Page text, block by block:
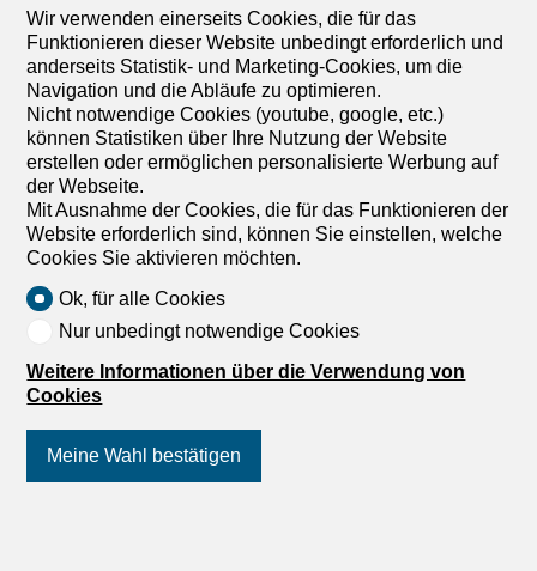
hochwertigste Materialien und ein Wohngefühl, das
höchsten Ansprüchen gerecht wird. Der Bezug ist ab 1.
Oktober 2026 möglich. Bodentiefe Fensterfronten
inszenieren ein einzigartiges Panorama und eröffnen
einen unverbaubaren Blick über die Stadt Luzern, den
Vierwaldstättersee und die eindrucksvolle Alpenkulisse.
Licht, Weite und Eleganz prägen jeden Raum und
schaffen eine Atmosphäre von aussergewöhnlicher
Wohnqualität. Der grosszügige, nach Süden
ausgerichtete Balkon wird zur privaten Aussichtsterrasse
ein Ort, um die Sonne bis in die Abendstunden zu
über den Dächern der Stadt zu erleben. Auch die
Annehmlichkeiten des...
10
Wohnung
Wohnung mit 5 Zimmer zur
Miete in Luzern - 100 m²
CHF 3'702.-/Monat + NK
Wir verwenden einerseits Cookies, die für das
Funktionieren dieser Website unbedingt erforderlich und
anderseits Statistik- und Marketing-Cookies, um die
Navigation und die Abläufe zu optimieren.
Nicht notwendige Cookies (youtube, google, etc.)
können Statistiken über Ihre Nutzung der Website
erstellen oder ermöglichen personalisierte Werbung auf
der Webseite.
Mit Ausnahme der Cookies, die für das Funktionieren der
Website erforderlich sind, können Sie einstellen, welche
Cookies Sie aktivieren möchten.
Ok, für alle Cookies
Nur unbedingt notwendige Cookies
Weitere Informationen über die Verwendung von
Cookies
Meine Wahl bestätigen